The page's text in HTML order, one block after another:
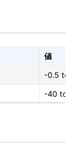
値
-0.5 to
-40 to